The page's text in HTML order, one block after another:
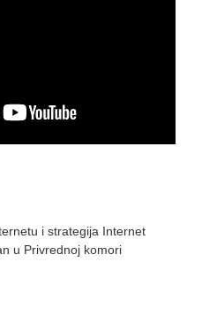
i strategija Internet
u Privrednoj komori